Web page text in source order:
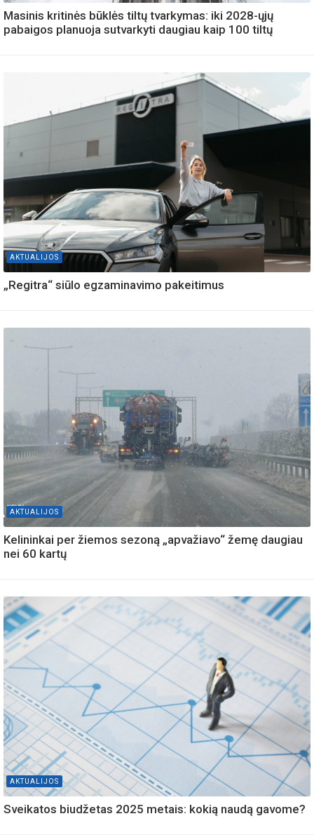
Masinis kritinės būklės tiltų tvarkymas: iki 2028-ųjų
pabaigos planuoja sutvarkyti daugiau kaip 100 tiltų
AKTUALIJOS
„Regitra“ siūlo egzaminavimo pakeitimus
AKTUALIJOS
Kelininkai per žiemos sezoną „apvažiavo“ žemę daugiau
nei 60 kartų
AKTUALIJOS
Sveikatos biudžetas 2025 metais: kokią naudą gavome?